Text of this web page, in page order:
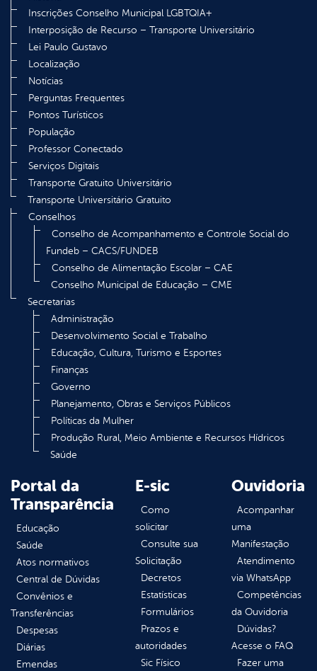
Inscrições Conselho Municipal LGBTQIA+
Interposição de Recurso – Transporte Universitário
Lei Paulo Gustavo
Localização
Notícias
Perguntas Frequentes
Pontos Turísticos
População
Professor Conectado
Serviços Digitais
Transporte Gratuito Universitário
Transporte Universitário Gratuito
Conselhos
Conselho de Acompanhamento e Controle Social do
Fundeb – CACS/FUNDEB
Conselho de Alimentação Escolar – CAE
Conselho Municipal de Educação – CME
Secretarias
Administração
Desenvolvimento Social e Trabalho
Educação, Cultura, Turismo e Esportes
Finanças
Governo
Planejamento, Obras e Serviços Públicos
Políticas da Mulher
Produção Rural, Meio Ambiente e Recursos Hídricos
Saúde
Portal da
Transparência
Educação
Saúde
Atos normativos
Central de Dúvidas
Convênios e
Transferências
Despesas
Diárias
Emendas
E-sic
Como
solicitar
Consulte sua
Solicitação
Decretos
Estatísticas
Formulários
Prazos e
autoridades
Sic Físico
Ouvidoria
Acompanhar
uma
Manifestação
Atendimento
via WhatsApp
Competências
da Ouvidoria
Dúvidas?
Acesse o FAQ
Fazer uma